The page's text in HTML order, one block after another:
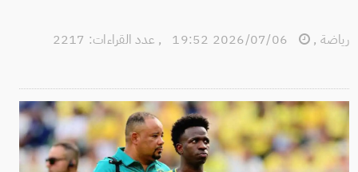
رياضة ,
, عدد القراءات: 2217